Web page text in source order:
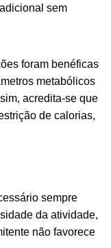
sem
foram benéficas
metabólicos
acredita-se que
de calorias,
sempre
da atividade,
não favorece